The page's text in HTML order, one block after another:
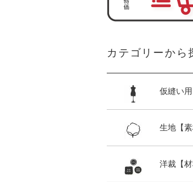
カテゴリーから
仮縫い
生地【素
洋裁【材